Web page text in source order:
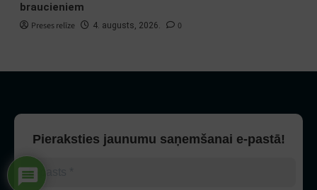
braucieniem
Preses relīze 4. augusts, 2026. 0
Pieraksties jaunumu saņemšanai e-pastā!